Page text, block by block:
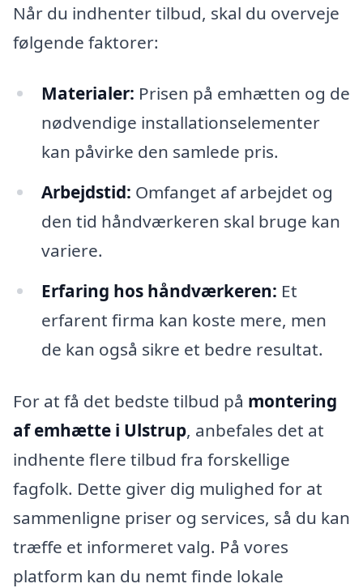
Når du indhenter tilbud, skal du overveje
følgende faktorer:
Materialer: Prisen på emhætten og de
nødvendige installationselementer
kan påvirke den samlede pris.
Arbejdstid: Omfanget af arbejdet og
den tid håndværkeren skal bruge kan
variere.
Erfaring hos håndværkeren: Et
erfarent firma kan koste mere, men
de kan også sikre et bedre resultat.
For at få det bedste tilbud på montering
af emhætte i Ulstrup, anbefales det at
indhente flere tilbud fra forskellige
fagfolk. Dette giver dig mulighed for at
sammenligne priser og services, så du kan
træffe et informeret valg. På vores
platform kan du nemt finde lokale